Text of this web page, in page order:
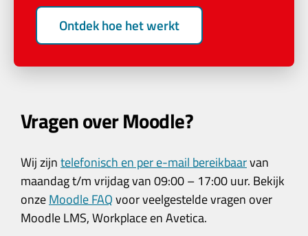
Ontdek hoe het werkt
Vragen over Moodle?
Wij zijntelefonisch en per e-mail bereikbaarvan
maandag t/m vrijdag van 09:00 – 17:00 uur. Bekijk
onzeMoodle FAQvoor veelgestelde vragen over
Moodle LMS, Workplace en Avetica.